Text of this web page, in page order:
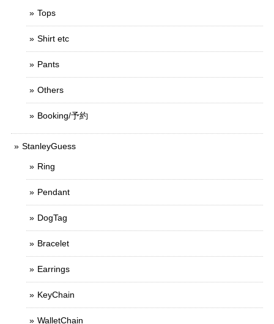
Tops
Shirt etc
Pants
Others
Booking/予約
StanleyGuess
Ring
Pendant
DogTag
Bracelet
Earrings
KeyChain
WalletChain